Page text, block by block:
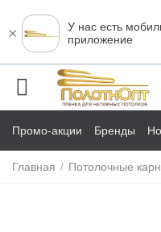
×
У нас есть
приложение
Промо-акции Бренды
Главная / Потолочные